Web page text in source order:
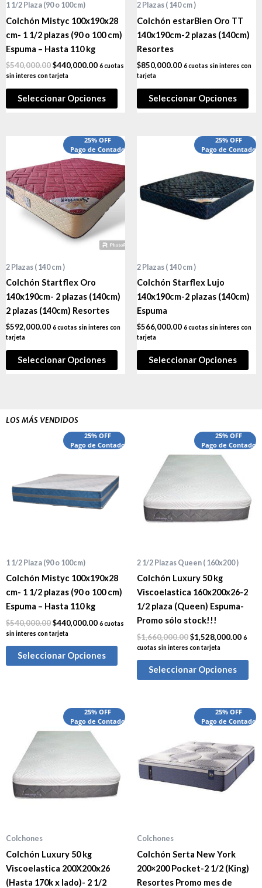
1 1/2 Plaza (90 o 100cm)
Colchón Mistyc 100x190x28
cm- 1 1/2 plazas (90 o 100 cm)
Espuma – Hasta 110 kg
$540,000.00$440,000.00 6 cuotas
sin interes con tarjeta
Seleccionar Opciones
2 Plazas ( 140 cm )
Colchón estarBien Oro TT
140x190cm-2 plazas (140cm)
Resortes
$850,000.00 6 cuotas sin interes con
tarjeta
Seleccionar Opciones
25% OFF
Pago de Contado
2 Plazas ( 140 cm )
Colchón Startflex Oro
140x190cm- 2 plazas (140cm)
2 plazas (140cm) Resortes
$592,000.00 6 cuotas sin interes con
tarjeta
Seleccionar Opciones
25% OFF
Pago de Contado
2 Plazas ( 140 cm )
Colchón Starflex Lujo
140x190cm-2 plazas (140cm)
Espuma
$566,000.00 6 cuotas sin interes con
tarjeta
Seleccionar Opciones
LOS MÁS VENDIDOS
25% OFF
Pago de Contado
1 1/2 Plaza (90 o 100cm)
Colchón Mistyc 100x190x28
cm- 1 1/2 plazas (90 o 100 cm)
Espuma – Hasta 110 kg
$540,000.00
precio
$540,000.00.
$440,000.00
El
precio
$440,000.00.
6 cuotas
sin interes con tarjeta
Seleccionar Opciones
25% OFF
Pago de Contado
2 1/2 Plazas Queen ( 160x200 )
Colchón Luxury 50 kg
Viscoelastica 160x200x26-2
1/2 plaza (Queen) Espuma-
Promo sólo stock!!!
$1,660,000.00
El
precio
original
$1,660,000.00.
$1,528,000.00
El
6
cuotas sin interes con tarjeta
Seleccionar Opciones
25% OFF
Pago de Contado
Colchones
Colchón Luxury 50 kg
Viscoelastica 200X200x26
(Hasta 170k x lado)- 2 1/2
El
precio
original
$2,065,000.00.
El
precio
$1,905,000.00.
25% OFF
Pago de Contado
Colchones
Colchón Serta New York
200×200 Pocket-2 1/2 (King)
Resortes Promo mes de
El
precio
era:
$2,850,000.00.
El